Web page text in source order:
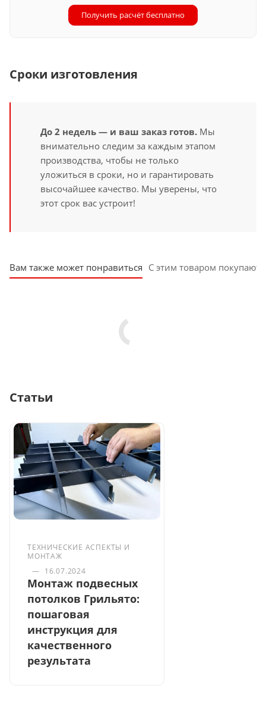
Получить расчёт бесплатно
Сроки изготовления
До 2 недель — и ваш заказ готов. Мы
внимательно следим за каждым этапом
производства, чтобы не только
уложиться в сроки, но и гарантировать
высочайшее качество. Мы уверены, что
этот срок вас устроит!
Вам также может понравиться С этим товаром покупают
Статьи
ТЕХНИЧЕСКИЕ АСПЕКТЫ И
МОНТАЖ
— 16.07.2024
Монтаж подвесных
потолков Грильято:
пошаговая
инструкция для
качественного
результата